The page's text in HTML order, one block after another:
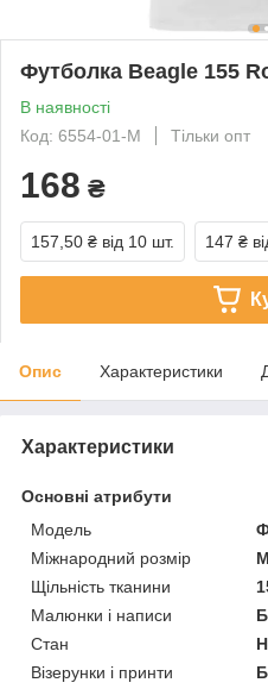
Футболка Beagle 155
В наявності
Код: 6554-01-M
Тільки опт
168 ₴
157,50 ₴ від 10 шт. 147 ₴
Опис Характеристики
Характеристики
Основні атрибути
Модель
Міжнародний розмір
M
Щільність тканини
Малюнки і написи
Стан
Візерунки і принти